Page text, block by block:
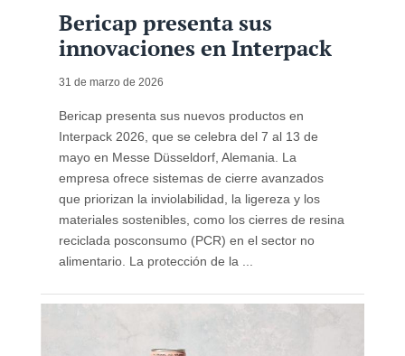
Bericap presenta sus
innovaciones en Interpack
31 de marzo de 2026
Bericap presenta sus nuevos productos en
Interpack 2026, que se celebra del 7 al 13 de
mayo en Messe Düsseldorf, Alemania. La
empresa ofrece sistemas de cierre avanzados
que priorizan la inviolabilidad, la ligereza y los
materiales sostenibles, como los cierres de resina
reciclada posconsumo (PCR) en el sector no
alimentario. La protección de la ...